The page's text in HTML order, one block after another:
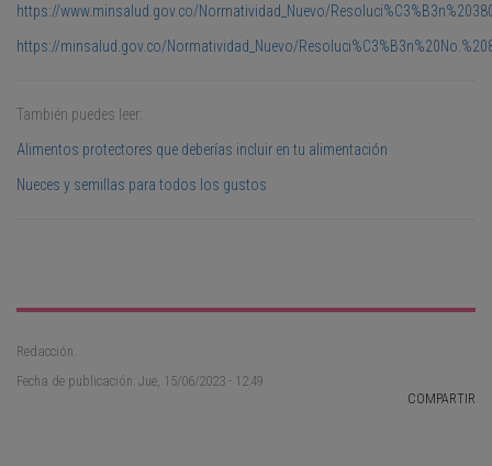
https://www.minsalud.gov.co/Normatividad_Nuevo/
https://minsalud.gov.co/Normatividad_Nuevo/
También puedes leer:
Alimentos protectores que deberías incluir en tu alimentación
Nueces y semillas para todos los gustos
Redacción:
Fecha de publicación: Jue, 15/06/2023 - 12:49
COMPARTIR